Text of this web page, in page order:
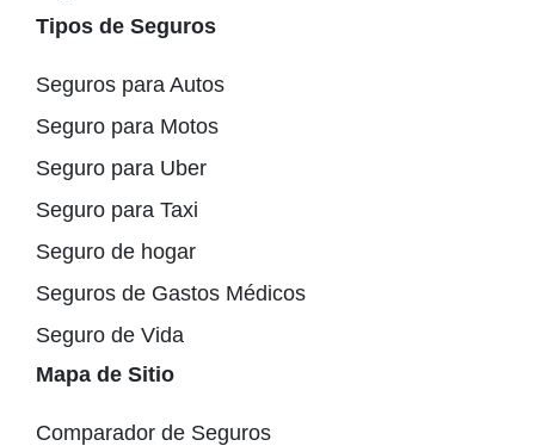
Tipos de Seguros
Seguros para Autos
Seguro para Motos
Seguro para Uber
Seguro para Taxi
Seguro de hogar
Seguros de Gastos Médicos
Seguro de Vida
Mapa de Sitio
Comparador de Seguros